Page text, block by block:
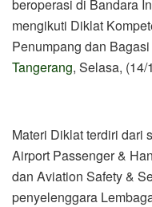
beroperasi di Bandara
mengikuti Diklat
Penumpang dan
Tangerang, Selasa, (14/
Materi Diklat terdiri dari
Airport Passenger &
dan Aviation Safety &
penyelenggara